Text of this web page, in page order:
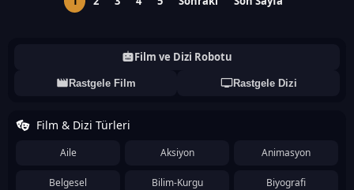
Film ve Dizi Robotu
Rastgele Film Rastgele Dizi
Film & Dizi Türleri
Aile Aksiyon Animasyon
Belgesel Bilim-Kurgu Biyografi